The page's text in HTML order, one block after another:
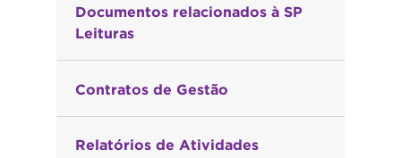
Documentos relacionados à SP
Leituras
Contratos de Gestão
Relatórios de Atividades